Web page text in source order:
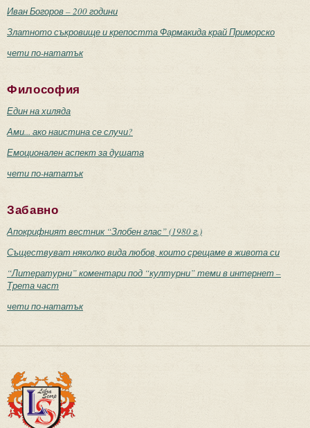
Иван Богоров – 200 години
Златното съкровище и крепостта Фармакида край Приморско
чети по-нататък
Философия
Един на хиляда
Ами... ако наистина се случи?
Емоционален аспект за душата
чети по-нататък
Забавно
Апокрифният вестник “Злобен глас” (1980 г.)
Съществуват няколко вида любов, които срещаме в живота си
“Литературни” коментари под “културни” теми в интернет –
Трета част
чети по-нататък